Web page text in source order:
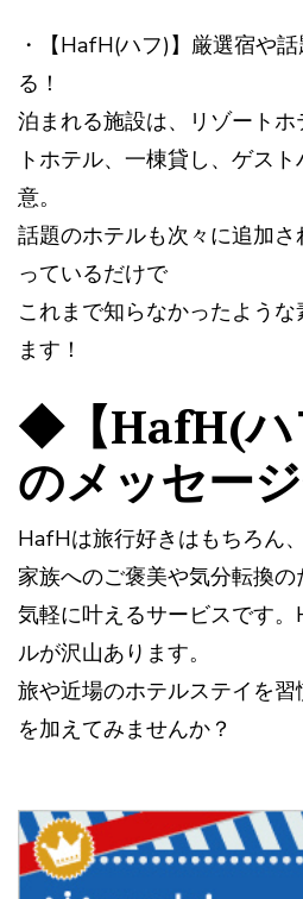
・【HafH(ハフ)】厳選宿や
る！
泊まれる施設は、リゾート
トホテル、一棟貸し、ゲス
意。
話題のホテルも次々に追加
っているだけで
これまで知らなかったよう
ます！
◆【HafH(ハ
のメッセー
HafHは旅行好きはもちろん
家族へのご褒美や気分転換
気軽に叶えるサービスです
ルが沢山あります。
旅や近場のホテルステイを習
を加えてみませんか？